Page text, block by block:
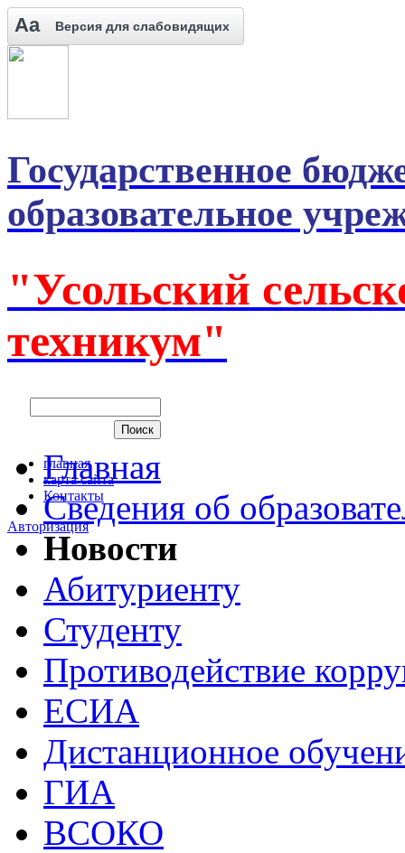
Aa Версия для слабовидящих
Государственное
образовательное
"Усольский
техникум"
главная
карта сайта
Контакты
Авторизация
Главная
Сведения об
Новости
Абитуриенту
Студенту
Противодействие
ЕСИА
Дистанционное
ГИА
ВСОКО